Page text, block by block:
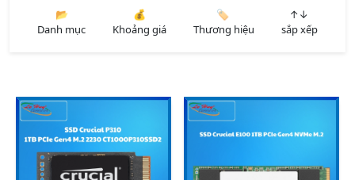
📂
Danh mục
💰
Khoảng giá
🏷️
Thương hiệu
↑↓
sắp xếp